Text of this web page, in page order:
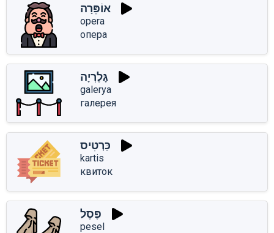
אוֹפֵּרָה
opera
опера
גָּלֶרְיָה
galerya
галерея
כַּרְטִיס
kartis
квиток
פֶּסֶל
pesel